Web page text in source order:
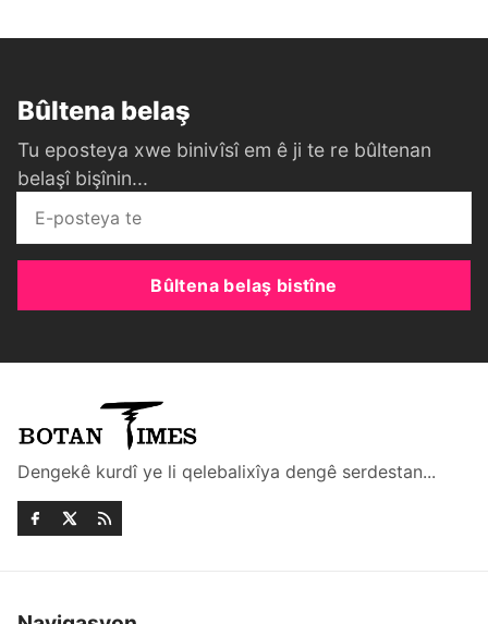
Bûltena belaş
Tu eposteya xwe binivîsî em ê ji te re bûltenan
belaşî bişînin...
Bûltena belaş bistîne
Dengekê kurdî ye li qelebalixîya dengê serdestan...